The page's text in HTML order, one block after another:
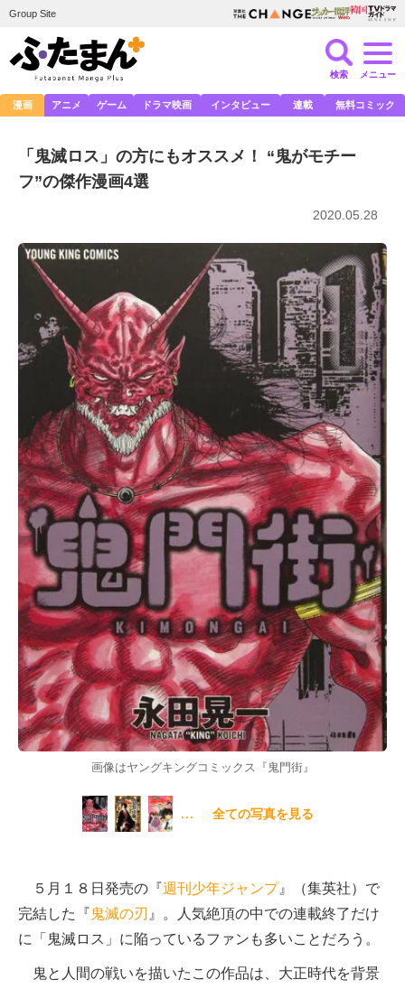
Group Site
検索 メニュー
漫画 アニメ ゲーム ドラマ映画 インタビュー 連載 無料コミック
「鬼滅ロス」の方にもオススメ！ “鬼がモチー
フ”の傑作漫画4選
2020.05.28
画像はヤングキングコミックス『鬼門街』
… 全ての写真を見る
５月１８日発売の『週刊少年ジャンプ』（集英社）で
完結した『鬼滅の刃 』。人気絶頂の中での連載終了だけ
に「鬼滅ロス」に陥っているファンも多いことだろう。
鬼と人間の戦いを描いたこの作品は、大正時代を背景